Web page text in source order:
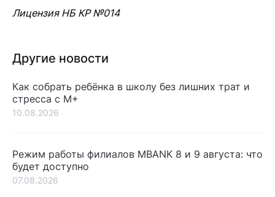
Лицензия НБ КР №014
Другие новости
Как собрать ребёнка в школу без лишних трат и
стресса с М+
10.08.2026
Режим работы филиалов MBANK 8 и 9 августа: что
будет доступно
07.08.2026